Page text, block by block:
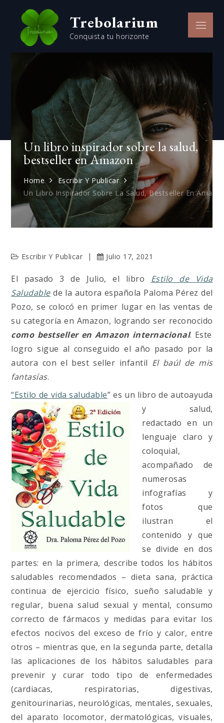
content
Trebolarium
Conquista tu horizonte
Menu
Un libro inspirador sobre la salud,
bestseller en Amazon
Home
Escribir Y Publicar
Un Libro Inspirador Sobre La Salud, Bestseller En
Escribir Y Publicar Julio 17, 2021
El pasado 3 de Julio, el libro Estilo de Vida
Saludablede la autora española Paloma Pérez del
Pozo, se colocó en primer lugar en las ventas de
su categoría en Amazon, logrando ser reconocido
como bestseller en Amazon internacional. Este
logro sigue al conseguido el año pasado por la
autora con el best seller infantil El baúl de mis
fantasías.
“Estilo de vida saludable” es un libro de autoayuda
y salud,
redactado en un
lenguaje claro y
coloquial,
acompañado de
numerosas
infografías y
fotos que
ilustran el
contenido y que
se divide en dos
partes: en la primera, describe todos los hábitos
saludables recomendados – dieta sana, práctica
continua de ejercicio físico, sueño saludable y
regular, buena salud sexual y mental, consumo
correcto de fármacos y medidas para evitar los
efectos nocivos del exceso de frío y calor, entre
otros – mientras que, en la segunda parte, detalla
las aplicaciones de los hábitos saludables para
prevenir y curar todo tipo de enfermedades
(cardiacas, respiratorias, digestivas,
genitourinarias, neurológicas, mentales, sexuales,
del aparato locomotor, dermatológicas, visuales,